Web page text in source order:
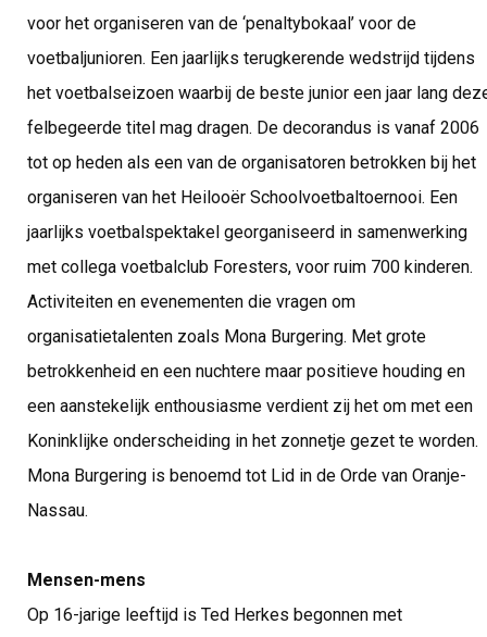
voor het organiseren van de ‘penaltybokaal’ voor de
voetbaljunioren. Een jaarlijks terugkerende wedstrijd tijdens
het voetbalseizoen waarbij de beste junior een jaar lang
felbegeerde titel mag dragen. De decorandus is vanaf 2006
tot op heden als een van de organisatoren betrokken bij het
organiseren van het Heilooër Schoolvoetbaltoernooi. Een
jaarlijks voetbalspektakel georganiseerd in samenwerking
met collega voetbalclub Foresters, voor ruim 700 kinderen.
Activiteiten en evenementen die vragen om
organisatietalenten zoals Mona Burgering. Met grote
betrokkenheid en een nuchtere maar positieve houding en
een aanstekelijk enthousiasme verdient zij het om met een
Koninklijke onderscheiding in het zonnetje gezet te worden.
Mona Burgering is benoemd tot Lid in de Orde van Oranje-
Nassau.
Mensen-mens
Op 16-jarige leeftijd is Ted Herkes begonnen met